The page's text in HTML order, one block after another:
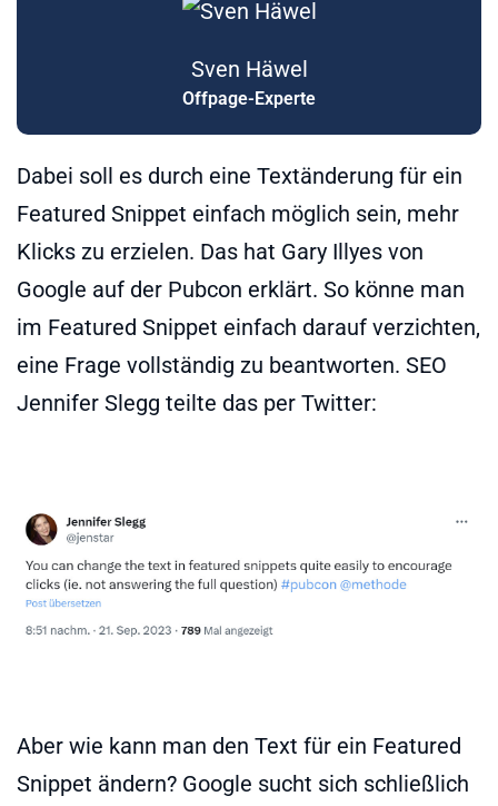
Sven Häwel
Offpage-Experte
Dabei soll es durch eine Textänderung für ein
Featured Snippet einfach möglich sein, mehr
Klicks zu erzielen. Das hat Gary Illyes von
Google auf der Pubcon erklärt. So könne man
im Featured Snippet einfach darauf verzichten,
eine Frage vollständig zu beantworten. SEO
Jennifer Slegg teilte das per Twitter:
Aber wie kann man den Text für ein Featured
Snippet ändern? Google sucht sich schließlich